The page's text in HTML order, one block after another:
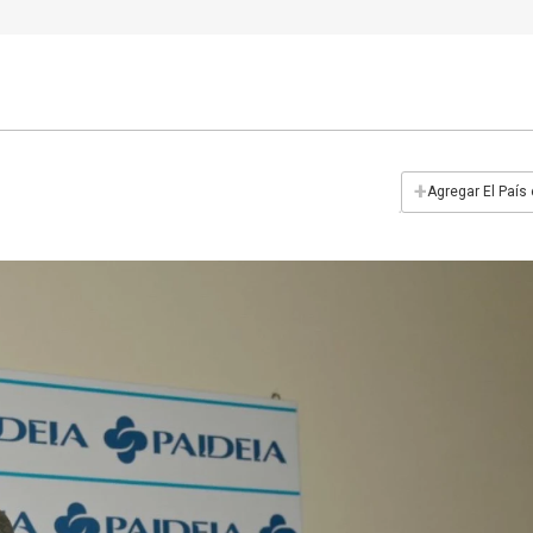
+Agregar El País